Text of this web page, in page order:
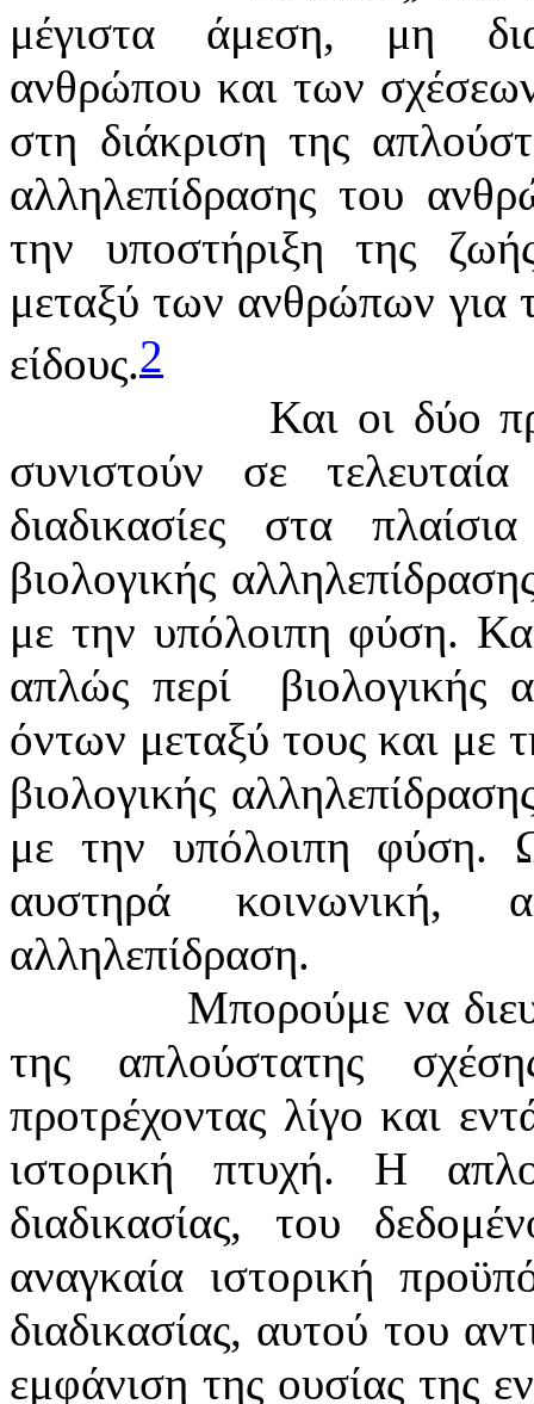
μέγιστα άμεση, μη
ανθρώπου και των
στη διάκριση της
αλληλεπίδρασης του
την υποστήριξη της
μεταξύ των ανθρώπων για
είδους.2
Και οι δύο
συνιστούν σε
διαδικασίες στα
βιολογικής
με την υπόλοιπη φύση.
απλώς περί
βιολογικής
όντων μεταξύ τους και με
βιολογικής
με την υπόλοιπη φύση.
αυστηρά
αλληλεπίδραση.
Μπορούμε να
της απλούστατης
προτρέχοντας λίγο και
ιστορική πτυχή. Η
διαδικασίας, του
αναγκαία ιστορική
διαδικασίας, αυτού του
εμφάνιση της ουσίας της εν